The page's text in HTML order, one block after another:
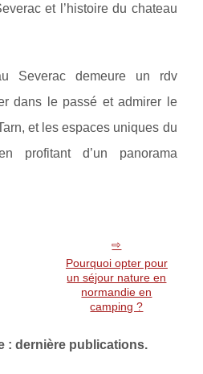
et l’histoire du chateau
Severac demeure un rdv
dans le passé et admirer le
et les espaces uniques du
profitant d’un panorama
Pourquoi opter pour
un séjour nature en
normandie en
camping ?
: dernière publications.